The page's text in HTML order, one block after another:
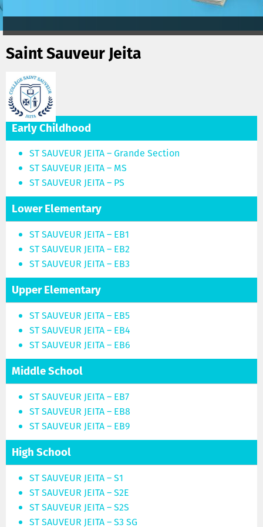
Saint Sauveur Jeita
Early Childhood
ST SAUVEUR JEITA – Grande Section
ST SAUVEUR JEITA – MS
ST SAUVEUR JEITA – PS
Lower Elementary
ST SAUVEUR JEITA – EB1
ST SAUVEUR JEITA – EB2
ST SAUVEUR JEITA – EB3
Upper Elementary
ST SAUVEUR JEITA – EB5
ST SAUVEUR JEITA – EB4
ST SAUVEUR JEITA – EB6
Middle School
ST SAUVEUR JEITA – EB7
ST SAUVEUR JEITA – EB8
ST SAUVEUR JEITA – EB9
High School
ST SAUVEUR JEITA – S1
ST SAUVEUR JEITA – S2E
ST SAUVEUR JEITA – S2S
ST SAUVEUR JEITA – S3 SG